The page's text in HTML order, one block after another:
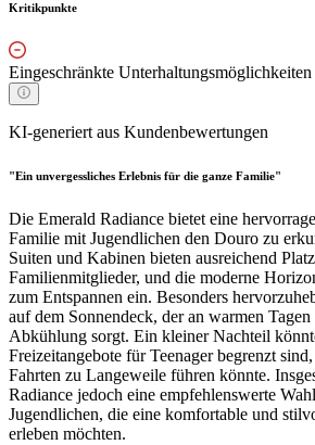
Kritikpunkte
Eingeschränkte
KI-generiert aus Kundenbewertungen
"Ein unvergessliches Erlebnis für die ganze Familie"
Die Emerald Radiance bietet eine
Familie mit Jugendlichen den Douro zu
Suiten und Kabinen bieten ausreichend
Familienmitglieder, und die moderne
zum Entspannen ein. Besonders
auf dem Sonnendeck, der an warmen
Abkühlung sorgt. Ein kleiner Nachteil
Freizeitangebote für Teenager begrenzt
Fahrten zu Langeweile führen könnte.
Radiance jedoch eine empfehlenswerte
Jugendlichen, die eine komfortable und
erleben möchten.